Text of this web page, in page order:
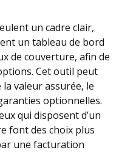
un cadre clair,
un tableau de bord
de couverture, afin de
Cet outil peut
valeur assurée, le
optionnelles.
qui disposent d’un
font des choix plus
une facturation